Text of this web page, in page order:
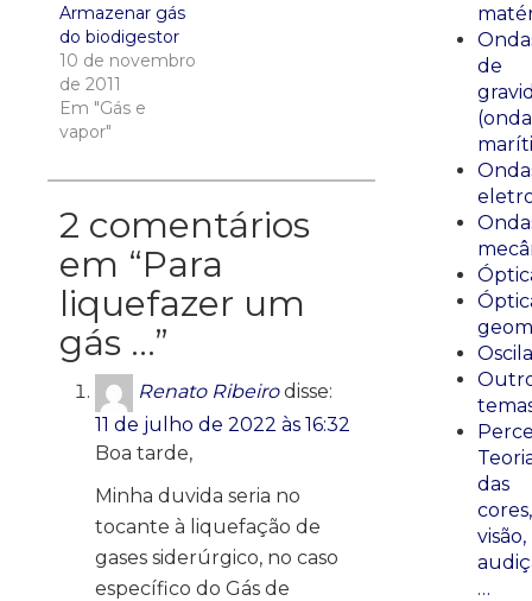
Armazenar gás
do biodigestor
10 de novembro
de 2011
Em "Gás e
vapor"
2 comentários
em “Para
liquefazer um
gás …”
Renato Ribeiro disse:
11 de julho de 2022 às 16:32
Boa tarde,
Minha duvida seria no
tocante à liquefação de
gases siderúrgico, no caso
específico do Gás de
de
das
cores,
visão,
…